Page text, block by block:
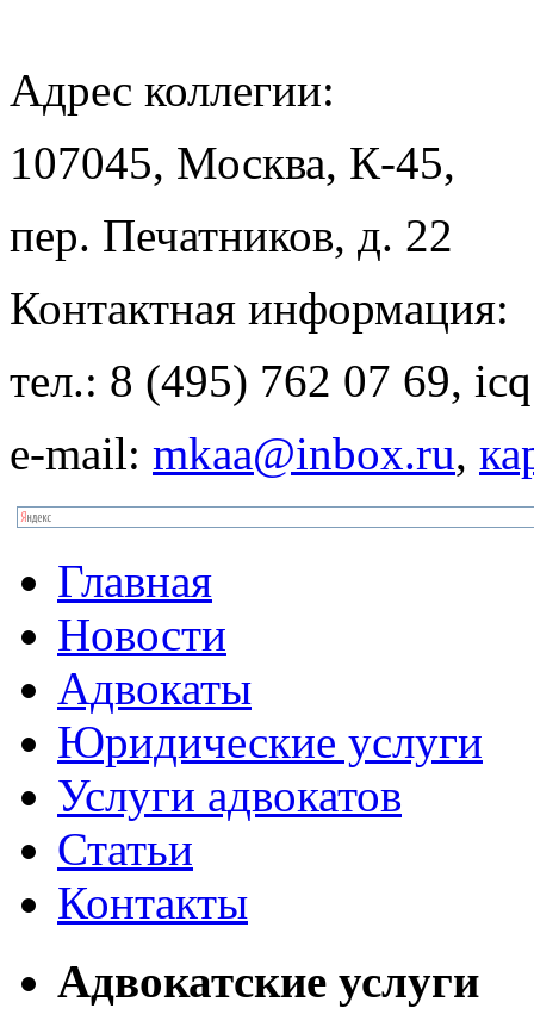
Адрес коллегии:
107045, Москва, К-45,
пер. Печатников, д. 22
Контактная информация:
тел.: 8 (495) 762 07 69,
e-mail: mkaa@inbox.ru,
Главная
Новости
Адвокаты
Юридические услуги
Услуги адвокатов
Статьи
Контакты
Адвокатские услуги